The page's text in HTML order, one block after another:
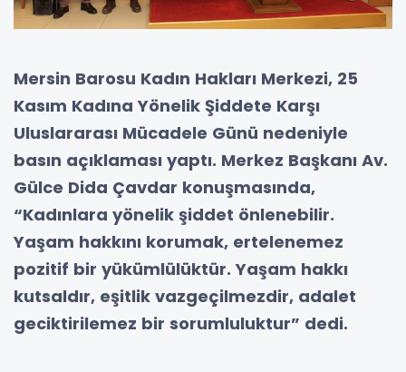
Mersin Barosu Kadın Hakları Merkezi, 25
Kasım Kadına Yönelik Şiddete Karşı
Uluslararası Mücadele Günü nedeniyle
basın açıklaması yaptı. Merkez Başkanı Av.
Gülce Dida Çavdar konuşmasında,
“Kadınlara yönelik şiddet önlenebilir.
Yaşam hakkını korumak, ertelenemez
pozitif bir yükümlülüktür. Yaşam hakkı
kutsaldır, eşitlik vazgeçilmezdir, adalet
geciktirilemez bir sorumluluktur” dedi.